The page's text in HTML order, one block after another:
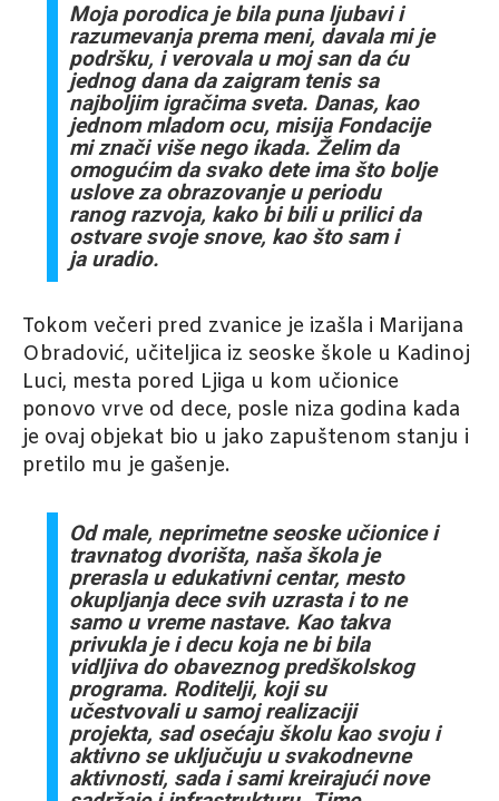
Moja porodica je bila puna ljubavi i
razumevanja prema meni, davala mi je
podršku, i verovala u moj san da ću
jednog dana da zaigram tenis sa
najboljim igračima sveta. Danas, kao
jednom mladom ocu, misija Fondacije
mi znači više nego ikada. Želim da
omogućim da svako dete ima što bolje
uslove za obrazovanje u periodu
ranog razvoja, kako bi bili u prilici da
ostvare svoje snove, kao što sam i
ja uradio.
Tokom večeri pred zvanice je izašla i Marijana
Obradović, učiteljica iz seoske škole u Kadinoj
Luci, mesta pored Ljiga u kom učionice
ponovo vrve od dece, posle niza godina kada
je ovaj objekat bio u jako zapuštenom stanju i
pretilo mu je gašenje.
Od male, neprimetne seoske učionice i
travnatog dvorišta, naša škola je
prerasla u edukativni centar, mesto
okupljanja dece svih uzrasta i to ne
samo u vreme nastave. Kao takva
privukla je i decu koja ne bi bila
vidljiva do obaveznog predškolskog
programa. Roditelji, koji su
učestvovali u samoj realizaciji
projekta, sad osećaju školu kao svoju i
aktivno se uključuju u svakodnevne
aktivnosti, sada i sami kreirajući nove